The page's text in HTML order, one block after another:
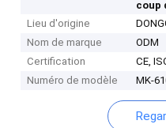
coup
Lieu d'origine
Nom de marque
ODM
Certification
CE,
Numéro de modèle
MK-